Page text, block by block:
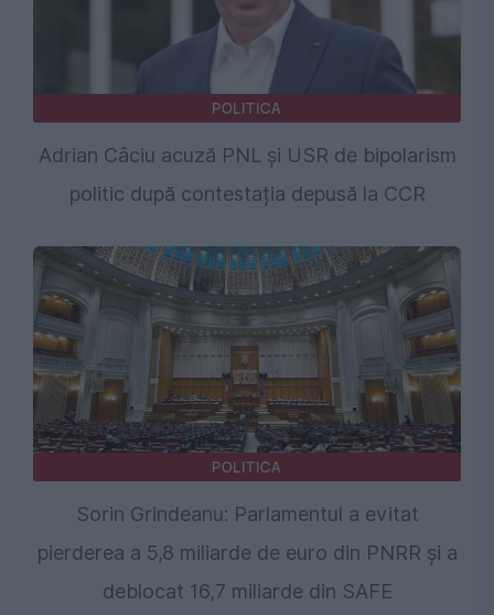
POLITICA
Adrian Câciu acuză PNL și USR de bipolarism
politic după contestația depusă la CCR
POLITICA
Sorin Grindeanu: Parlamentul a evitat
pierderea a 5,8 miliarde de euro din PNRR și a
deblocat 16,7 miliarde din SAFE